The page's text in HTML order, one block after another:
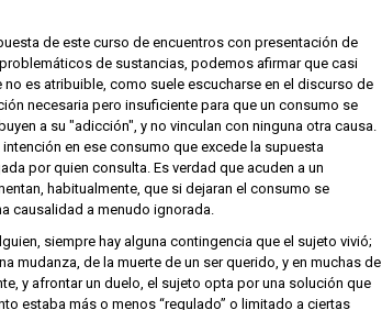
de este curso de encuentros con presentación de
de sustancias, podemos afirmar que casi
no es atribuible, como suele escucharse en el discurso de
necesaria pero insuficiente para que un consumo se
a su "adicción", y no vinculan con ninguna otra causa.
en ese consumo que excede la supuesta
por quien consulta. Es verdad que acuden a un
habitualmente, que si dejaran el consumo se
causalidad a menudo ignorada.
siempre hay alguna contingencia que el sujeto vivió;
mudanza, de la muerte de un ser querido, y en muchas de
y afrontar un duelo, el sujeto opta por una solución que
estaba más o menos “regulado” o limitado a ciertas